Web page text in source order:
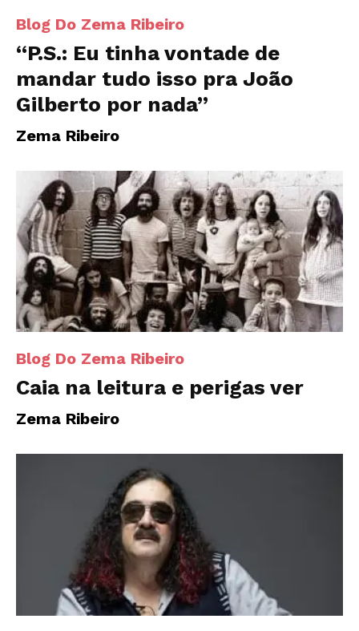
Blog Do Zema Ribeiro
“P.S.: Eu tinha vontade de
mandar tudo isso pra João
Gilberto por nada”
Zema Ribeiro
Blog Do Zema Ribeiro
Caia na leitura e perigas ver
Zema Ribeiro